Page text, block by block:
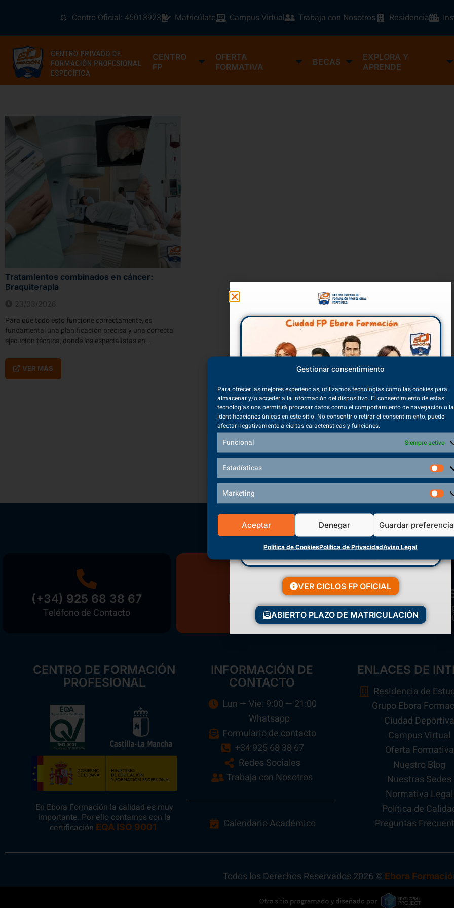
Gestionar consentimiento
Para ofrecer las mejores experiencias, utilizamos tecnologías como las cookies para
almacenar y/o acceder a la información del dispositivo. El consentimiento de estas
tecnologías nos permitirá procesar datos como el comportamiento de navegación o
identificaciones únicas en este sitio. No consentir o retirar el consentimiento, puede
afectar negativamente a ciertas características y funciones.
Funcional Siempre activo
Estadísticas
Marketing
Aceptar Denegar Guardar
Política de CookiesPolítica de PrivacidadAviso Legal
Centro Oficial: 45013923 Matricúlate Campus Virtual Trabaja con Nosotros Residencia
CENTRO
FP
OFERTA
FORMATIVA
BECAS
EXPLORA Y
APRENDE
Tratamientos combinados en cáncer:
Braquiterapia
Para que todo esto funcione correctamente, es
fundamental una planificación precisa y una correcta
ejecución técnica, donde los especialistas en...
VER MÁS
Volver a inicio
(+34) 925 68 38 67
Teléfono de Contacto
Matriculación Abierta
¡Reserva tu plaza ahora!
CENTRO DE FORMACIÓN
PROFESIONAL
En Ebora Formación la calidad es muy
importante. Por ello contamos con la
certificación EQA ISO 9001
INFORMACIÓN DE
CONTACTO
Lun — Vie: 9:00 — 21:00
Whatsapp
Formulario de contacto
+34 925 68 38 67
Redes Sociales
Trabaja con Nosotros
Calendario Académico
ENLACES DE
Residencia de
Grupo Ebora
Ciudad Deportiva
Campus Virtual
Oferta Formativa
Nuestro Blog
Nuestras Sedes
Normativa Legal
Política de
Preguntas
Todos los Derechos Reservados 2026 © Ebora
VER CICLOS FP OFICIAL
ABIERTO PLAZO DE MATRICULACIÓN